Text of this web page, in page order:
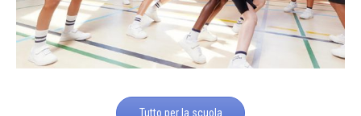
Tutto per la scuola